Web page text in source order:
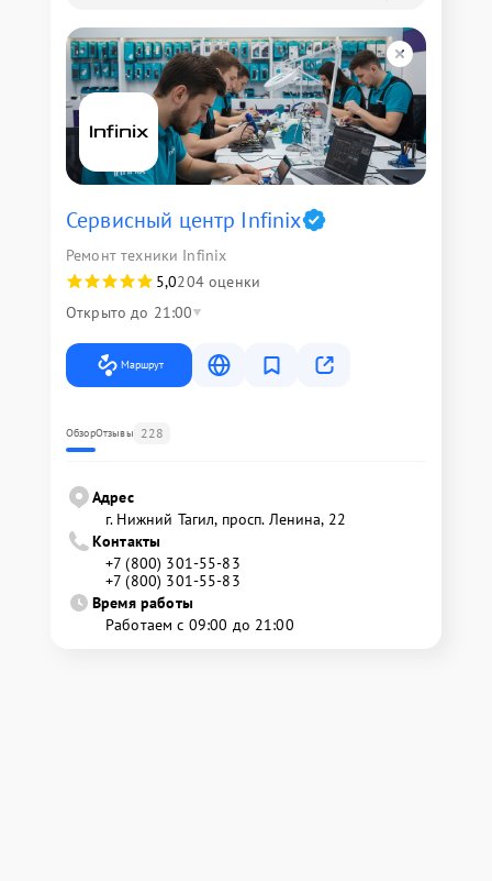
Сервисный центр Infinix
Ремонт техники Infinix
5,0204 оценки
Открыто до 21:00
Маршрут
ОбзорОтзывы 228
Адрес
г. Нижний Тагил, просп. Ленина, 22
Контакты
+7 (800) 301-55-83
+7 (800) 301-55-83
Время работы
Работаем с 09:00 до 21:00